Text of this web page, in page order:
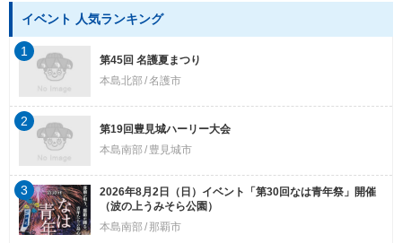
イベント 人気ランキング
第45回 名護夏まつり
本島北部 名護市
1
第19回豊見城ハーリー大会
本島南部
豊見城市
2
2026年8月2日（日）イベント「第30回なは青年祭」開催
（波の上うみそら公園）
本島南部
那覇市
3